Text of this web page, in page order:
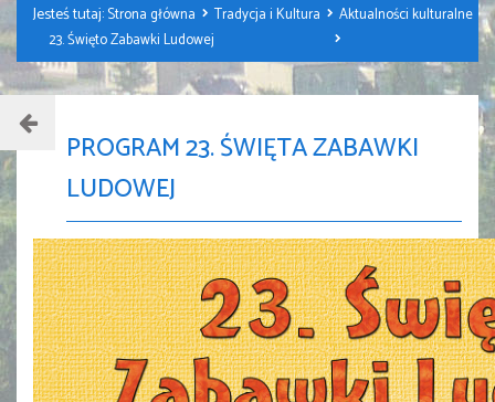
Jesteś tutaj:Strona główna Tradycja i Kultura
Aktualności kulturalne
23. Święto Zabawki Ludowej
PROGRAM 23. ŚWIĘTA ZABAWKI
LUDOWEJ